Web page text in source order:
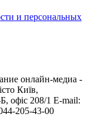
и персональных
онлайн-медиа -
Київ,
208/1 E-mail:
205-43-00